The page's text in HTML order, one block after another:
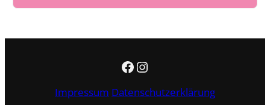
Facebook Instagram
Impressum Datenschutzerklärung